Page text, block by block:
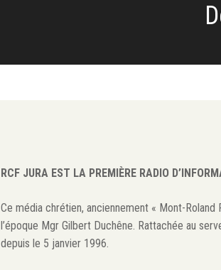
RCF JURA EST LA PREMIÈRE RADIO
Ce média chrétien, anciennement « Mont-
l’époque Mgr Gilbert Duchêne. Rattachée au
depuis le 5 janvier 1996.